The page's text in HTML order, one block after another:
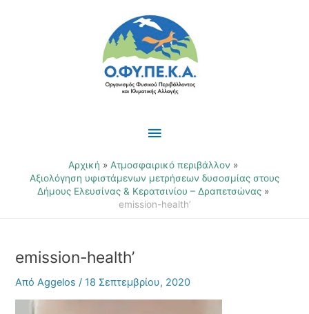
Κύριο
Μενού
Αρχική
Ατμοσφαιρικό περιβάλλον
Αξιολόγηση υφιστάμενων μετρήσεων δυσοσμίας στους
Δήμους Ελευσίνας & Κερατσινίου – Δραπετσώνας
emission-health’
emission-health’
ΑπόAggelos/18 Σεπτεμβρίου, 2020